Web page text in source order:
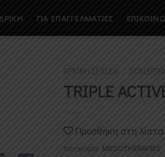
ΓΙΑ ΕΠΑΓΓΕΛΜΑΤΙΕΣ
ΑΡΧΙΚΉ ΣΕΛΊΔΑ /
TRIPLE
Προσθήκη στη λίστα
Κατηγορία: MESOTHERAPIES